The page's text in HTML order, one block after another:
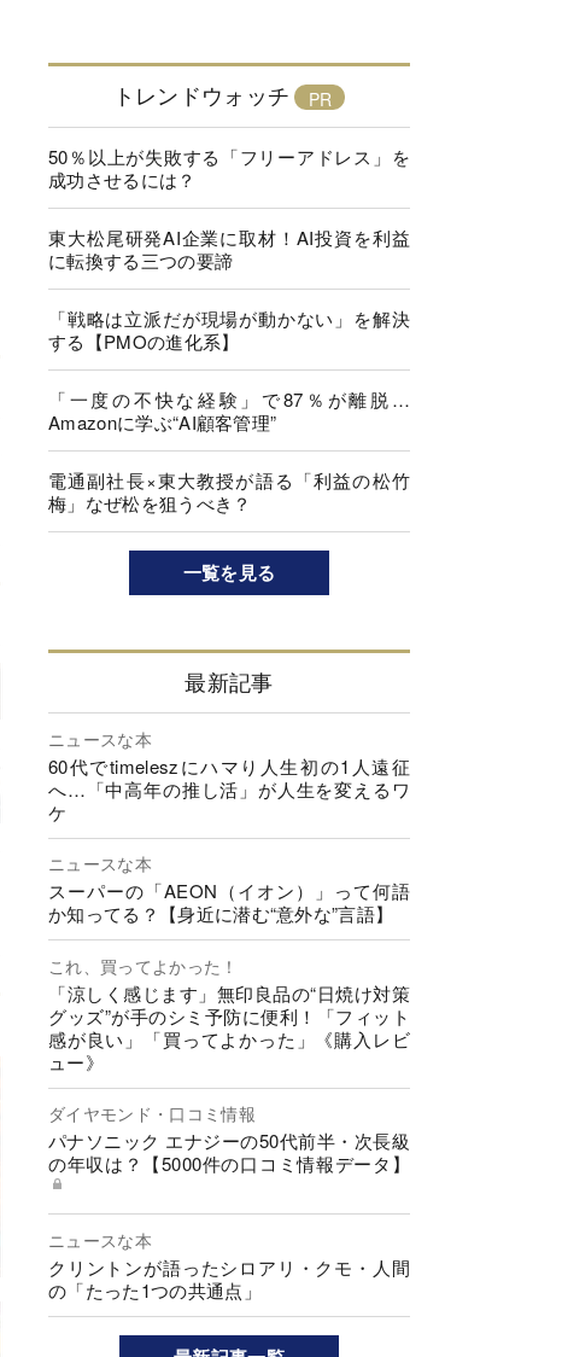
トレンドウォッチ
50％以上が失敗する「フリーアドレス」を
成功させるには？
東大松尾研発AI企業に取材！AI投資を利益
に転換する三つの要諦
「戦略は立派だが現場が動かない」を解決
する【PMOの進化系】
「一度の不快な経験」で87％が離脱…
Amazonに学ぶ“AI顧客管理”
電通副社長×東大教授が語る「利益の松竹
梅」なぜ松を狙うべき？
一覧を見る
最新記事
ニュースな本
60代でtimeleszにハマり人生初の1人遠征
へ…「中高年の推し活」が人生を変えるワ
ケ
ニュースな本
スーパーの「AEON（イオン）」って何語
か知ってる？【身近に潜む“意外な”言語】
これ、買ってよかった！
「涼しく感じます」無印良品の“日焼け対策
グッズ”が手のシミ予防に便利！「フィット
感が良い」「買ってよかった」《購入レビ
ュー》
ダイヤモンド・口コミ情報
パナソニック エナジーの50代前半・次長級
の年収は？【5000件の口コミ情報データ】
ニュースな本
クリントンが語ったシロアリ・クモ・人間
の「たった1つの共通点」